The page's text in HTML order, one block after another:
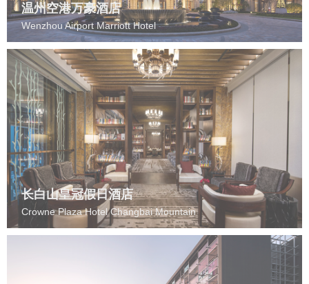
温州空港万豪酒店
Wenzhou Airport Marriott Hotel
长白山皇冠假日酒店
Crowne Plaza Hotel Changbai Mountain